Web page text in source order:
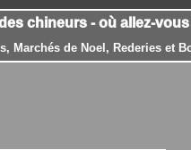
chineurs - où allez-
Marchés de Noel, Rederies et